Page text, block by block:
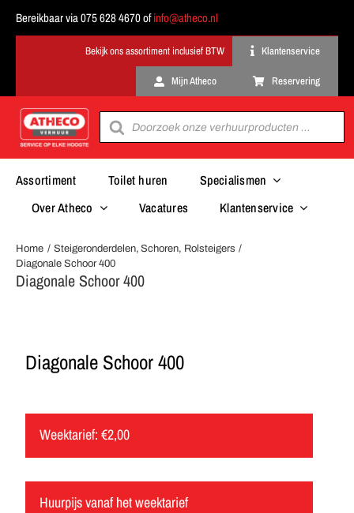
Bereikbaar via 075 628 4670 ofinfo@atheco.nl
Klantenservice
Mijn Atheco Reservering
Producten
zoeken
Assortiment Toilet huren
Specialismen
Over Atheco
Vacatures Klantenservice
Home Steigeronderdelen Schoren Rolsteigers
Diagonale Schoor 400
Diagonale Schoor 400
Diagonale Schoor 400
Weektarief: €2,00
Huurpijs vanaf het weektarief